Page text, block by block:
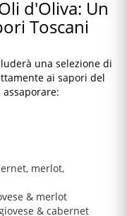
d'Oliva: Un
Toscani
una selezione di
ai sapori del
merlot,
& merlot
& cabernet